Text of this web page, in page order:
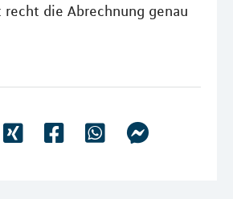
die Abrechnung genau